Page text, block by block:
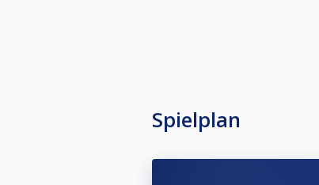
Spielplan